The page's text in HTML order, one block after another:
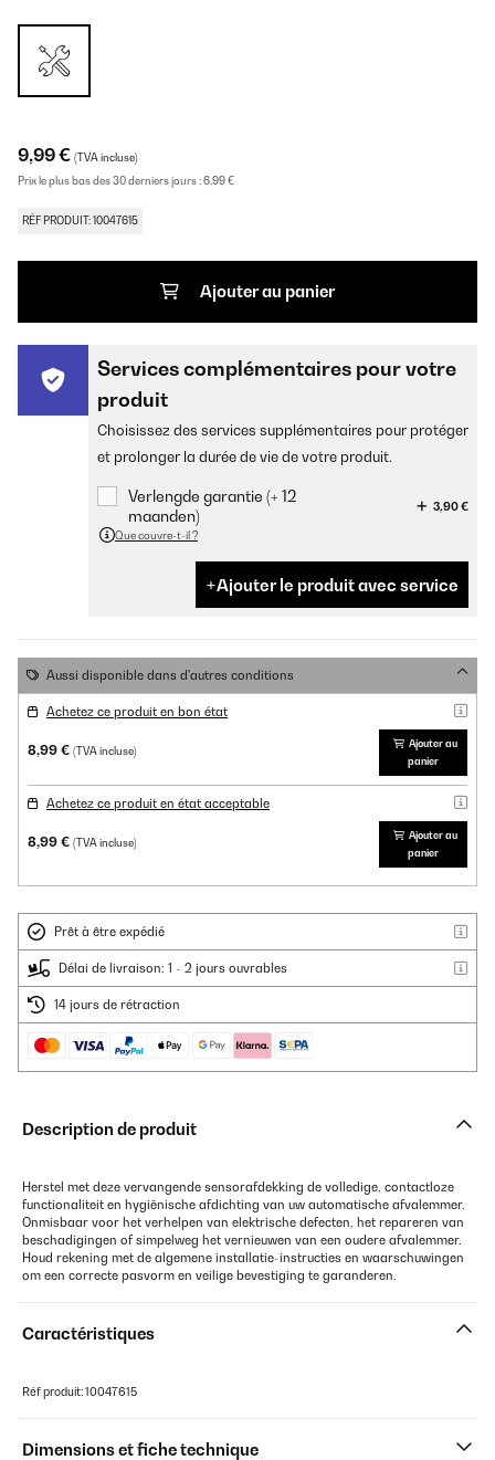
9,99 € (TVA incluse)
Prix le plus bas des 30 derniers jours :6,99 €
RÉF PRODUIT: 10047615
Ajouter au panier
Services complémentaires pour votre
produit
Choisissez des services supplémentaires pour protéger
et prolonger la durée de vie de votre produit.
Verlengde garantie (+ 12
maanden)
3,90 €
Que couvre-t-il ?
Ajouter le produit avec service
Aussi disponible dans d'autres conditions
Achetez ce produit en bon état
8,99 € (TVA incluse)
Ajouter au
panier
Achetez ce produit en état acceptable
8,99 € (TVA incluse)
Ajouter au
panier
Prêt à être expédié
Délai de livraison: 1 - 2 jours ouvrables
14 jours de rétraction
Description de produit
Herstel met deze vervangende sensorafdekking de volledige, contactloze
functionaliteit en hygiënische afdichting van uw automatische afvalemmer.
Onmisbaar voor het verhelpen van elektrische defecten, het repareren van
beschadigingen of simpelweg het vernieuwen van een oudere afvalemmer.
Houd rekening met de algemene installatie-instructies en waarschuwingen
om een correcte pasvorm en veilige bevestiging te garanderen.
Caractéristiques
Réf produit: 10047615
Dimensions et fiche technique